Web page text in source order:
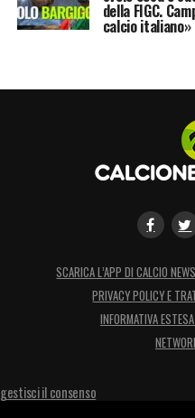
della FIGC.
calcio italiano»
SCARICA L’APP DI CALCIO
PRIVACY POLICY E
INFORMATIVA
gestisci il consenso